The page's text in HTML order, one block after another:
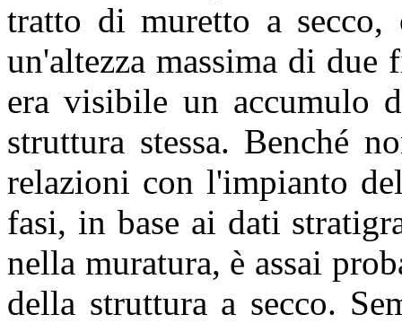
tratto di muretto a secco,
un'altezza massima di
era visibile un accumulo
struttura stessa. Benché
relazioni con l'impianto
fasi, in base ai dati
nella muratura, è assai
della struttura a secco.